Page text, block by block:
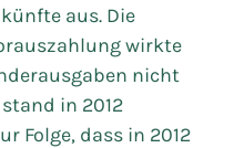
aus. Die
wirkte
nicht
in 2012
Folge, dass in 2012